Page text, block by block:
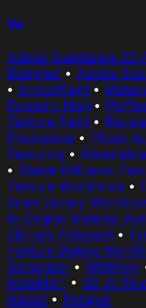
Vs
Adobe Substance 3D
Designer • Adobe
• ArmorPaint •
Foundry Mari •
Texture Paint •
Photoshop • Photo-
Texturing • Materialize
• Stable Diffusion
Texture Workflows •
Scan Library
In-Engine Material
ZBrush Polypaint •
Texture Baking
Generator • WithPoly
InstaMAT • 3D AI
Haven • Poliigon